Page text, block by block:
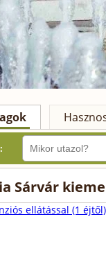
Sárvár